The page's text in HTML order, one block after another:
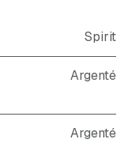
Spirit
Argenté
Argenté